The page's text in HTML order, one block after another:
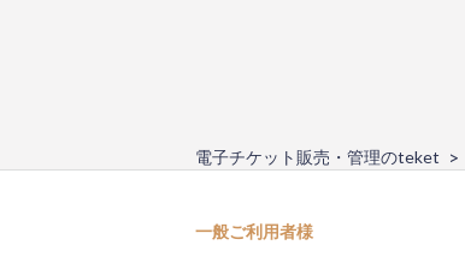
電子チケット販売・管理のteket
一般ご利用者様